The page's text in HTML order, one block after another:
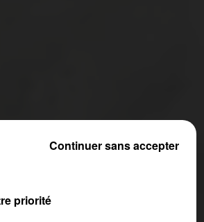
priorité
Continuer sans accepter